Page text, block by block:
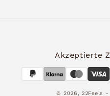
Akzeptierte
© 2026,22Feels -